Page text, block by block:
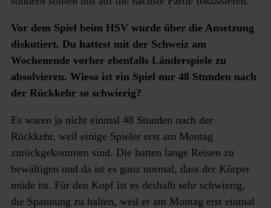
Vor dem Spiel beim HSV wurde über die Ansetzung
diskutiert. Du hattest mit der Schweiz am
Wochenende vorher ebenfalls Länderspiele zu
absolvieren. Wieso ist ein Spiel nur 48 Stunden nach
der Rückkehr so schwierig?
Es waren ja nicht einmal 48 Stunden nach der
Rückkehr, weil einige Spieler erst am Montag
zurückgekommen sind. Die hatten lange Reisen zu
bewältigen und da ist es ganz normal, dass der Körper
müde ist. Für den Kopf ist es deshalb sehr schwierig,
die Spannung zu halten, weil er am Montag erst einmal